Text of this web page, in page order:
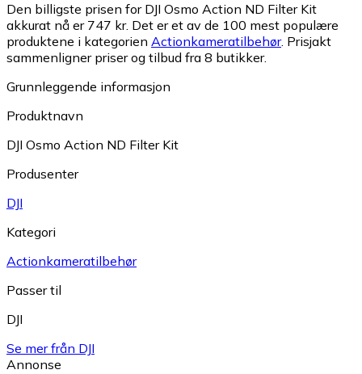
Den billigste prisen for DJI Osmo Action ND Filter Kit
akkurat nå er 747 kr. Det er et av de 100 mest populære
produktene i kategorien Actionkameratilbehør. Prisjakt
sammenligner priser og tilbud fra 8 butikker.
Grunnleggende informasjon
Produktnavn
DJI Osmo Action ND Filter Kit
Produsenter
DJI
Kategori
Actionkameratilbehør
Passer til
DJI
Se mer från DJI
Annonse